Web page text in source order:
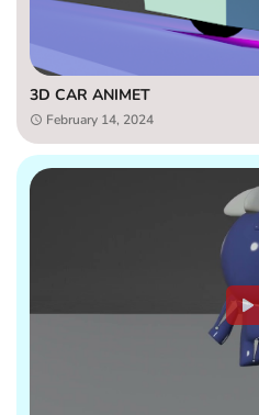
3D CAR ANIMET
February 14, 2024